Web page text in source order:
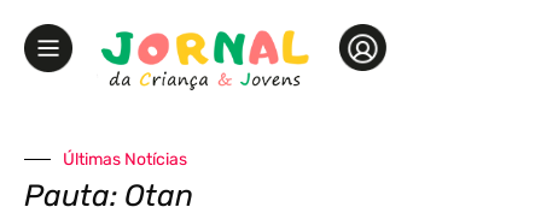
Últimas Notícias
Pauta: Otan